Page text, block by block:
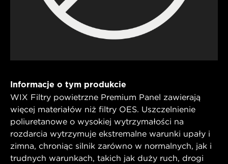
Informacje o tym produkcie
WIX Filtry powietrzne Premium Panel zawierają
więcej materiałów niż filtry OES. Uszczelnienie
poliuretanowe o wysokiej wytrzymałości na
rozdarcia wytrzymuje ekstremalne warunki upały i
zimna, chroniąc silnik zarówno w normalnych, jak i
trudnych warunkach, takich jak duży ruch, drogi